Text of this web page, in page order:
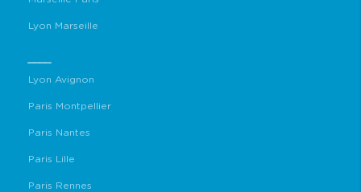
Lyon Marseille
Lyon Avignon
Paris Montpellier
Paris Nantes
Paris Lille
Paris Rennes